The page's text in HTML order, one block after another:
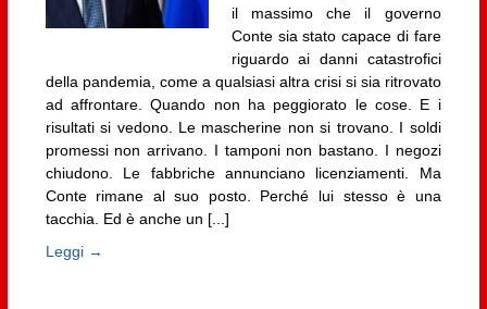
il massimo che il governo
Conte sia stato capace di fare
riguardo ai danni catastrofici
della pandemia, come a qualsiasi altra crisi si sia ritrovato
ad affrontare. Quando non ha peggiorato le cose. E i
risultati si vedono. Le mascherine non si trovano. I soldi
promessi non arrivano. I tamponi non bastano. I negozi
chiudono. Le fabbriche annunciano licenziamenti. Ma
Conte rimane al suo posto. Perché lui stesso è una
tacchia. Ed è anche un [...]
Leggi →